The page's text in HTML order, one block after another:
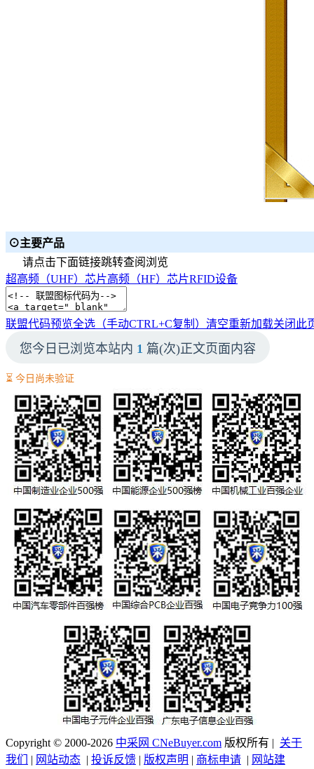
⊙主要产品
请点击下面链接跳转查阅浏览
超高频（UHF）芯片高频（HF）芯片RFID设备
联盟代码预览全选（手动CTRL+C复制） 清空重新加载关闭此
您今日已浏览本站内 1 篇(次)正文页面内容
⏳ 今日尚未验证
Copyright © 2000-2026 中采网 CNeBuyer.com 版权所有 | 关于
我们
| 网站动态 | 投诉反馈 | 版权声明 | 商标申请 | 网站建